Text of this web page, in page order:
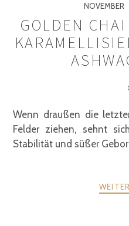
NOVEMBER
GOLDEN
Wenn draußen die
Felder ziehen, sehnt
Stabilität und süßer